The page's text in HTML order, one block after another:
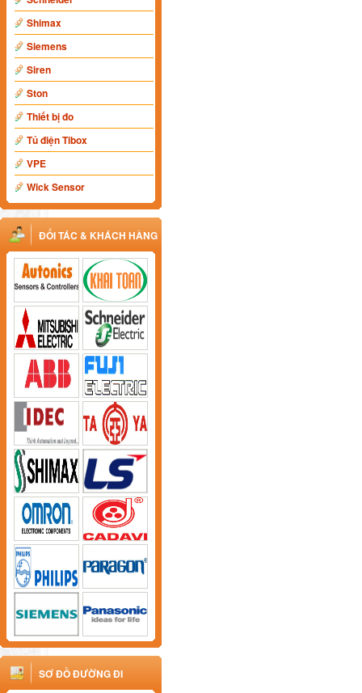
Shimax
Siemens
Siren
Ston
Thiết bị đo
Tủ điện Tibox
VPE
Wick Sensor
ĐỐI TÁC & KHÁCH HÀNG
SƠ ĐỒ ĐƯỜNG ĐI